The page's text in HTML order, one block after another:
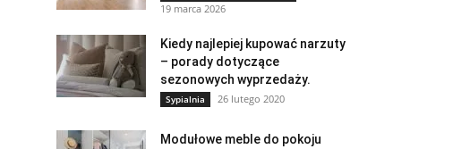
19 marca 2026
Kiedy najlepiej kupować narzuty
– porady dotyczące
sezonowych wyprzedaży.
Sypialnia 26 lutego 2020
Modułowe meble do pokoju